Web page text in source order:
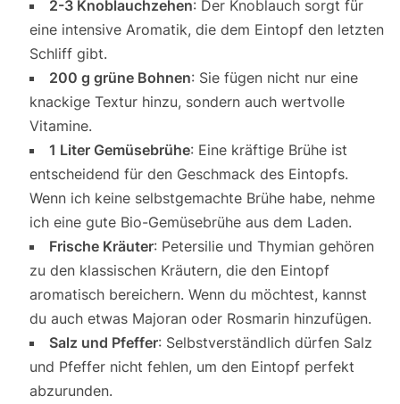
2-3 Knoblauchzehen: Der Knoblauch sorgt für
eine intensive Aromatik, die dem Eintopf den letzten
Schliff gibt.
200 g grüne Bohnen: Sie fügen nicht nur eine
knackige Textur hinzu, sondern auch wertvolle
Vitamine.
1 Liter Gemüsebrühe: Eine kräftige Brühe ist
entscheidend für den Geschmack des Eintopfs.
Wenn ich keine selbstgemachte Brühe habe, nehme
ich eine gute Bio-Gemüsebrühe aus dem Laden.
Frische Kräuter: Petersilie und Thymian gehören
zu den klassischen Kräutern, die den Eintopf
aromatisch bereichern. Wenn du möchtest, kannst
du auch etwas Majoran oder Rosmarin hinzufügen.
Salz und Pfeffer: Selbstverständlich dürfen Salz
und Pfeffer nicht fehlen, um den Eintopf perfekt
abzurunden.